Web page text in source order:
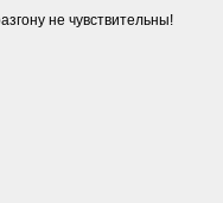
не чувствительны!